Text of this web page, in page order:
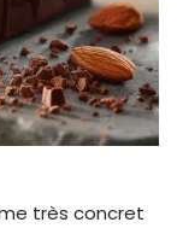
très concret